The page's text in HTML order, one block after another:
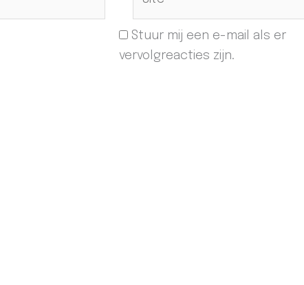
Stuur mij een e-mail als er
vervolgreacties zijn.